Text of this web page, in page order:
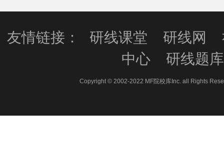
友情链接： 研线课堂 研线网
中心
研线题库
Copyright © 2002-2022 MF院校库Inc. all Rights